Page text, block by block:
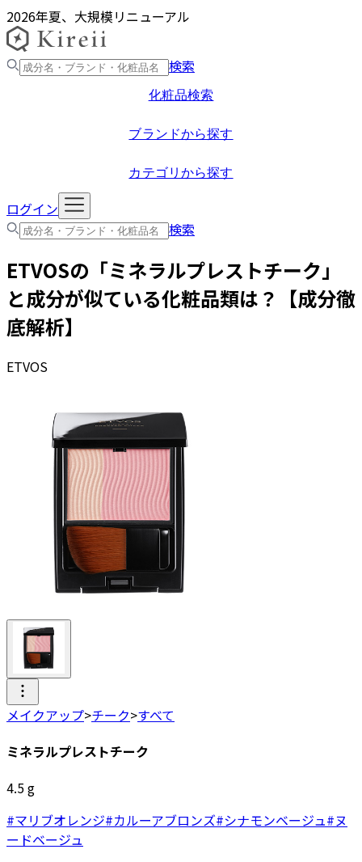
2026年夏、大規模リニューアル
検索
化粧品検索
ブランドから探す
カテゴリから探す
ログイン
検索
ETVOSの「ミネラルプレストチーク 」
と成分が似ている化粧品類は？【成分徹
底解析】
ETVOS
メイクアップ>チーク>すべて
ミネラルプレストチーク
4.5g
#マリブオレンジ#カルーアブロンズ#シナモンベージュ#ヌ
ードベージュ